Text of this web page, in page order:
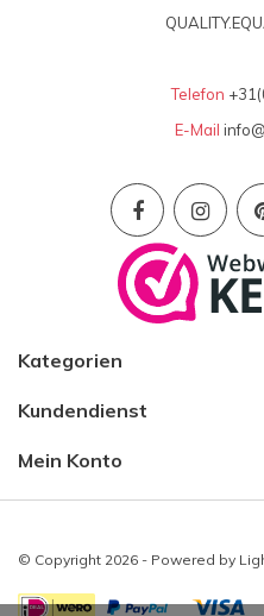
Telefon
E-Mail
Kategorien
Kundendienst
Mein Konto
© Copyright 2026 - Powered by